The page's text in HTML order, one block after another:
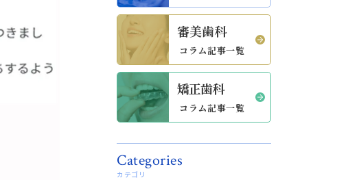
審美歯科
コラム記事一覧
矯正歯科
コラム記事一覧
Categories
カテゴリ